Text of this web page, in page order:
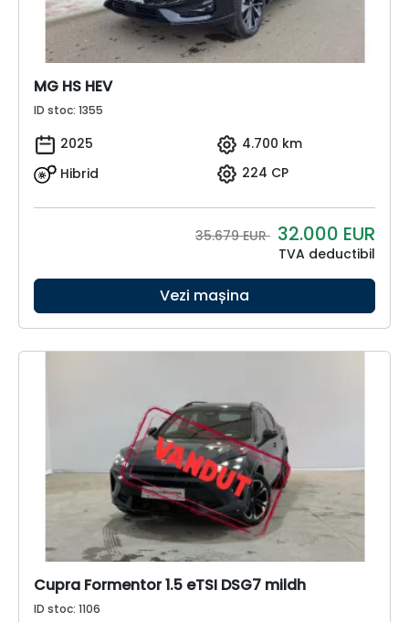
MG HS HEV
ID stoc: 1355
2025
4.700 km
Hibrid
224 CP
35.679 EUR 32.000 EUR
TVA deductibil
Vezi mașina
Cupra Formentor 1.5 eTSI DSG7 mildh
ID stoc: 1106